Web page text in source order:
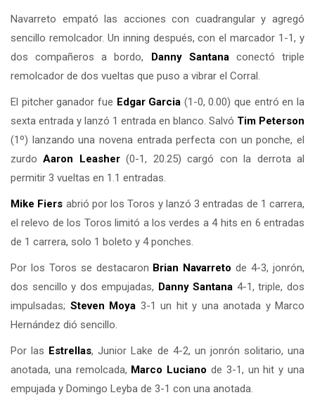
Navarreto empató las acciones con cuadrangular y agregó
sencillo remolcador. Un inning después, con el marcador 1-1, y
dos compañeros a bordo, Danny Santanaconectó triple
remolcador de dos vueltas que puso a vibrar el Corral.
El pitcher ganador fue Edgar Garcia (1-0, 0.00) que entró en la
sexta entrada y lanzó 1 entrada en blanco. Salvó Tim Peterson
(1º) lanzando una novena entrada perfecta con un ponche, el
zurdoAaron Leasher(0-1, 20.25) cargó con la derrota al
permitir 3 vueltas en 1.1 entradas.
Mike Fiers abrió por los Toros y lanzó 3 entradas de 1 carrera,
el relevo de los Toros limitó a los verdes a 4 hits en 6 entradas
de 1 carrera, solo 1 boleto y 4 ponches.
Por los Toros se destacaron Brian Navarreto de 4-3, jonrón,
dos sencillo y dos empujadas, Danny Santana 4-1, triple, dos
impulsadas; Steven Moya 3-1 un hit y una anotada y Marco
Hernández dió sencillo.
Por las Estrellas, Junior Lake de 4-2, un jonrón solitario, una
anotada, una remolcada, Marco Luciano de 3-1, un hit y una
empujada y Domingo Leyba de 3-1 con una anotada.